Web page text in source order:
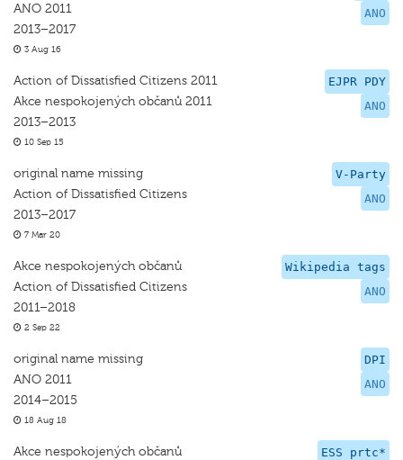
ANO
ANO 2011
2013–2017
3 Aug 16
EJPR PDY
ANO
Action of Dissatisfied Citizens 2011
Akce nespokojených občanů 2011
2013–2013
10 Sep 15
V-Party
ANO
original name missing
Action of Dissatisfied Citizens
2013–2017
7 Mar 20
Wikipedia tags
ANO
Akce nespokojených občanů
Action of Dissatisfied Citizens
2011–2018
2 Sep 22
DPI
ANO
original name missing
ANO 2011
2014–2015
18 Aug 18
ESS prtc*
Akce nespokojených občanů